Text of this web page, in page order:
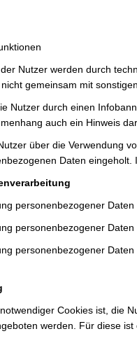
Nutzer werden durch
gemeinsam mit
Nutzer durch einen
auch ein Hinweis
über die Verwendung
Daten
personenbezogener
personenbezogener
personenbezogener
Cookies ist, die
werden. Für diese